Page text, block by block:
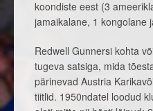
koondiste eest (3
jamaikalane, 1 kongolane
Redwell Gunnersi kohta
tugeva satsiga, mida
pärinevad Austria
tiitlid. 1950ndatel loodud